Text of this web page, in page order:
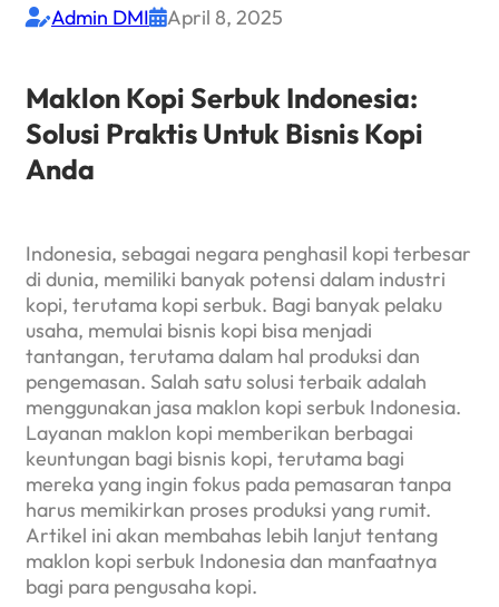
Admin DMIApril 8, 2025
Maklon Kopi Serbuk Indonesia:
Solusi Praktis Untuk Bisnis Kopi
Anda
Indonesia, sebagai negara penghasil kopi terbesar
di dunia, memiliki banyak potensi dalam industri
kopi, terutama kopi serbuk. Bagi banyak pelaku
usaha, memulai bisnis kopi bisa menjadi
tantangan, terutama dalam hal produksi dan
pengemasan. Salah satu solusi terbaik adalah
menggunakan jasa maklon kopi serbuk Indonesia.
Layanan maklon kopi memberikan berbagai
keuntungan bagi bisnis kopi, terutama bagi
mereka yang ingin fokus pada pemasaran tanpa
harus memikirkan proses produksi yang rumit.
Artikel ini akan membahas lebih lanjut tentang
maklon kopi serbuk Indonesia dan manfaatnya
bagi para pengusaha kopi.